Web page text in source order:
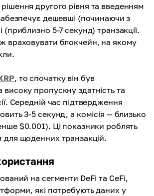
другого рівня та введенням
дешевші (починаючи з
5-7 секунд) транзакції.
враховувати блокчейн, на якому
, то спочатку він був
високу пропускну здатність та
Середній час підтвердження
3-5 секунд, а комісія — близько
$0.001). Ці показники роблять
для щоденних транзакцій.
на сегменти DeFi та CeFi,
які потребують даних у